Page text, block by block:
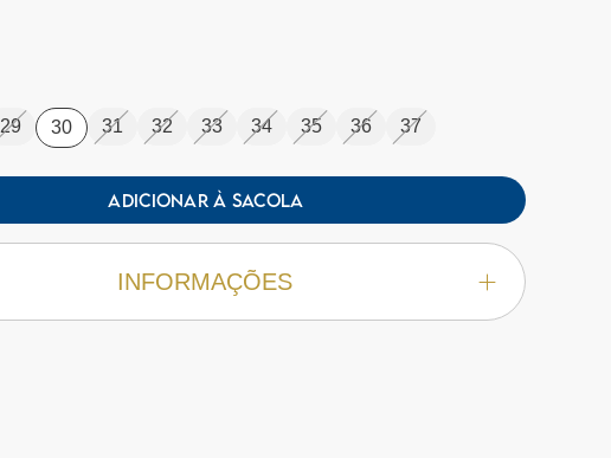
29 30 31 32 33 34 35 36 37
ADICIONAR À SACOLA
INFORMAÇÕES